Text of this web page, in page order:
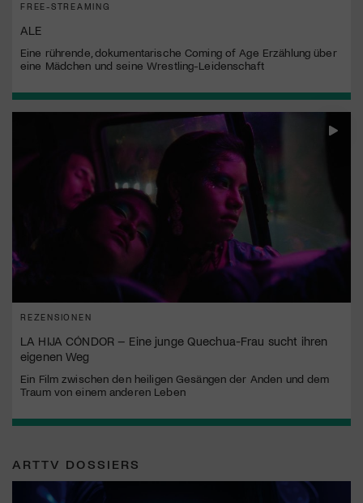
FREE-STREAMING
ALE
Eine rührende, dokumentarische Coming of Age Erzählung über
eine Mädchen und seine Wrestling-Leidenschaft
REZENSIONEN
LA HIJA CÓNDOR – Eine junge Quechua-Frau sucht ihren
eigenen Weg
Ein Film zwischen den heiligen Gesängen der Anden und dem
Traum von einem anderen Leben
ARTTV DOSSIERS